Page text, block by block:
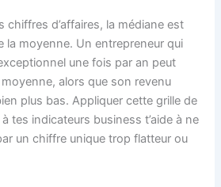
chiffres d’affaires, la médiane est
la moyenne. Un entrepreneur qui
une fois par an peut
alors que son revenu
plus bas. Appliquer cette grille de
tes indicateurs business t’aide à ne
un chiffre unique trop flatteur ou